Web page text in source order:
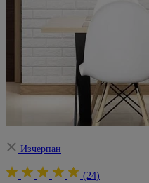
Изчерпан
(24)